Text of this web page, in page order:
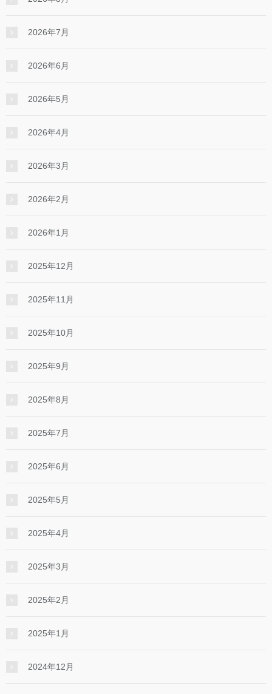
2026年7月
2026年6月
2026年5月
2026年4月
2026年3月
2026年2月
2026年1月
2025年12月
2025年11月
2025年10月
2025年9月
2025年8月
2025年7月
2025年6月
2025年5月
2025年4月
2025年3月
2025年2月
2025年1月
2024年12月